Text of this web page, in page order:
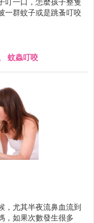
叮一口，怎麼孩子整隻
一群蚊子或是跳蚤叮咬
蚊蟲叮咬
，尤其半夜流鼻血流到
，如果次數發生很多